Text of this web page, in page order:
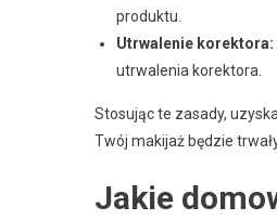
produktu.
Utrwalenie korektora:
utrwalenia korektora.
Stosując te zasady,
Twój makijaż będzie
Jakie